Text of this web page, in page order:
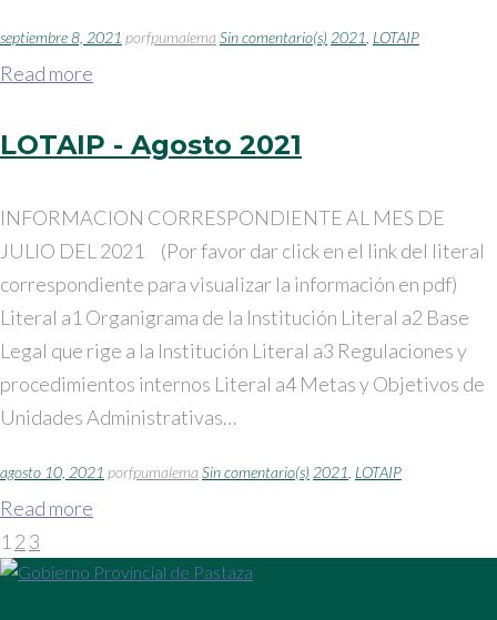
septiembre 8, 2021 porfpumalema Sin comentario(s) 2021 LOTAIP
Read more
LOTAIP - Agosto 2021
INFORMACION CORRESPONDIENTE AL MES DE
JULIO DEL 2021 (Por favor dar click en el link del literal
correspondiente para visualizar la información en pdf)
Literal a1 Organigrama de la Institución Literal a2 Base
Legal que rige a la Institución Literal a3 Regulaciones y
procedimientos internos Literal a4 Metas y Objetivos de
Unidades Administrativas…
agosto 10, 2021 porfpumalema Sin comentario(s) 2021 LOTAIP
Read more
Paginación
1 2 3